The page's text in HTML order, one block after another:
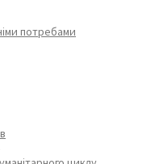
потребами